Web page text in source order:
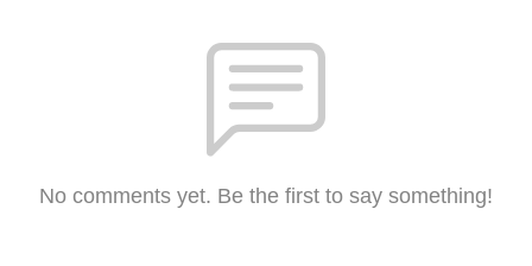
No comments yet. Be the first to say something!